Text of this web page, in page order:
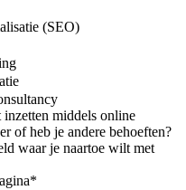
(SEO)
inzetten middels online
of heb je andere behoeften?
waar je naartoe wilt met
*